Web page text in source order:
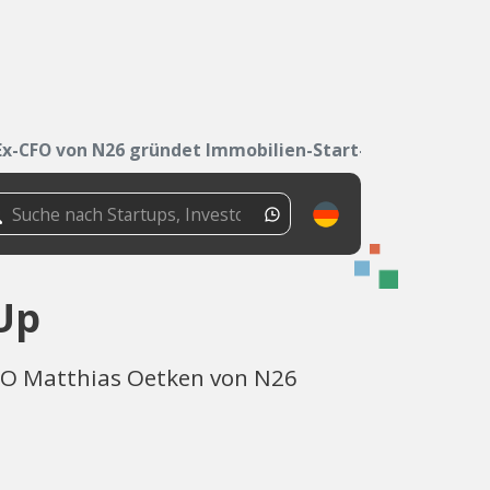
CFO von N26 gründet Immobilien-Start-Up
Matthias Oetken von N26